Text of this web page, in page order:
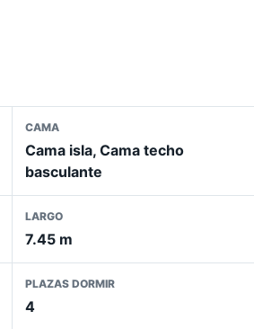
CAMA
Cama isla, Cama techo
basculante
LARGO
7.45 m
PLAZAS DORMIR
4